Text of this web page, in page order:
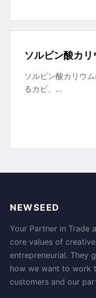
ソルビン酸カリ
ソルビン酸カリウ
るカビ、…
NEWSEED
Your Partner in Trade
core values of
entrepreneurial. They
how we want to work
customers and our